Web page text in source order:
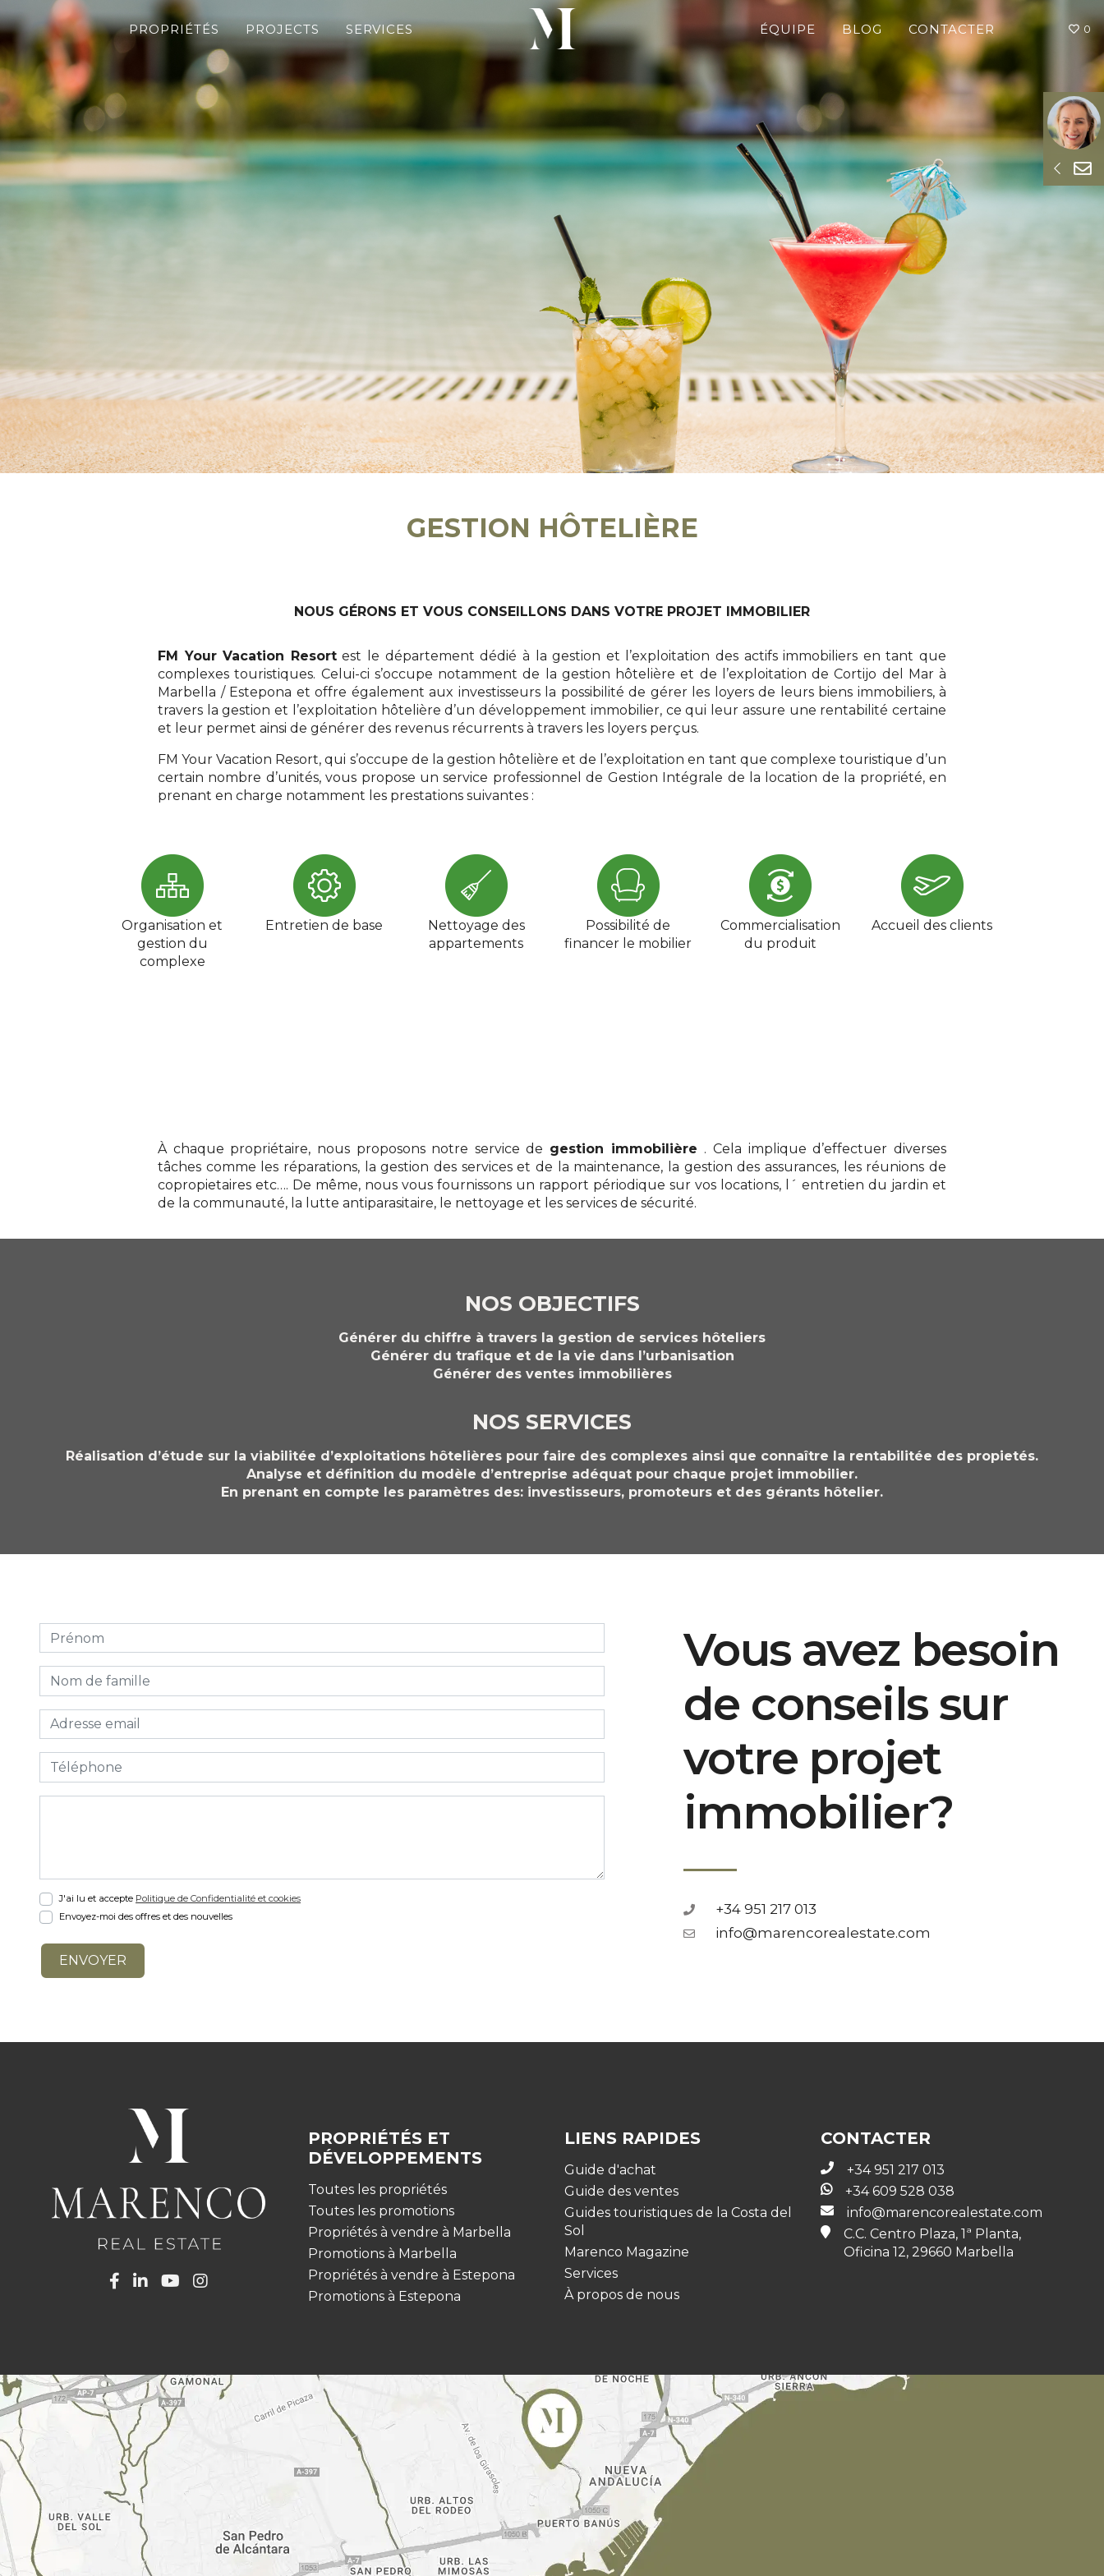
0
PROPRIÉTÉS PROJECTS SERVICES ÉQUIPE BLOG CONTACTER
GESTION HÔTELIÈRE
NOUS GÉRONS ET VOUS CONSEILLONS DANS VOTRE PROJET IMMOBILIER
FM Your Vacation Resortest le département dédié à la gestion et l’exploitation des actifs immobiliers en tant que
complexes touristiques. Celui-ci s’occupe notamment de la gestion hôtelière et de l’exploitation de Cortijo del Mar à
Marbella / Estepona et offre également aux investisseurs la possibilité de gérer les loyers de leurs biens immobiliers, à
travers la gestion et l’exploitation hôtelière d’un développement immobilier, ce qui leur assure une rentabilité certaine
et leur permet ainsi de générer des revenus récurrents à travers les loyers perçus.
FM Your Vacation Resort, qui s’occupe de la gestion hôtelière et de l’exploitation en tant que complexe touristique d’un
certain nombre d’unités, vous propose un service professionnel de Gestion Intégrale de la location de la propriété, en
prenant en charge notamment les prestations suivantes :
Organisation et
gestion du
complexe
Entretien de base
Nettoyage des
appartements
Possibilité de
financer le mobilier
Commercialisation
du produit
Accueil des clients
À chaque propriétaire, nous proposons notre service de gestion immobilière . Cela implique d’effectuer diverses
tâches comme les réparations, la gestion des services et de la maintenance, la gestion des assurances, les réunions de
copropietaires etc…. De même, nous vous fournissons un rapport périodique sur vos locations, l´ entretien du jardin et
de la communauté, la lutte antiparasitaire, le nettoyage et les services de sécurité.
NOS OBJECTIFS
Générer du chiffre à travers la gestion de services hôteliers
Générer du trafique et de la vie dans l’urbanisation
Générer des ventes immobilières
NOS SERVICES
Réalisation d’étude sur la viabilitée d’exploitations hôtelières pour faire des complexes ainsi que connaître la rentabilitée des propietés.
Analyse et définition du modèle d’entreprise adéquat pour chaque projet immobilier.
En prenant en compte les paramètres des: investisseurs, promoteurs et des gérants hôtelier.
J'ai lu et accepte Politique de Confidentialité et cookies
Envoyez-moi des offres et des nouvelles
Vous avez besoin
de conseils sur
votre projet
immobilier?
+34 951 217 013
info@marencorealestate.com
PROPRIÉTÉS ET
DÉVELOPPEMENTS
Toutes les propriétés
Toutes les promotions
Propriétés à vendre à Marbella
Promotions à Marbella
Propriétés à vendre à Estepona
Promotions à Estepona
LIENS RAPIDES
Guide d'achat
Guide des ventes
Guides touristiques de la Costa del
Sol
Marenco Magazine
Services
À propos de nous
CONTACTER
+34 951 217 013
+34 609 528 038
info@marencorealestate.com
C.C. Centro Plaza, 1ª Planta,
Oficina 12, 29660 Marbella